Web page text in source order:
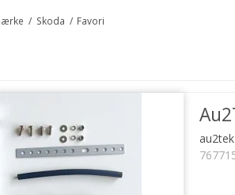
/ Skoda / Favori
au2tek